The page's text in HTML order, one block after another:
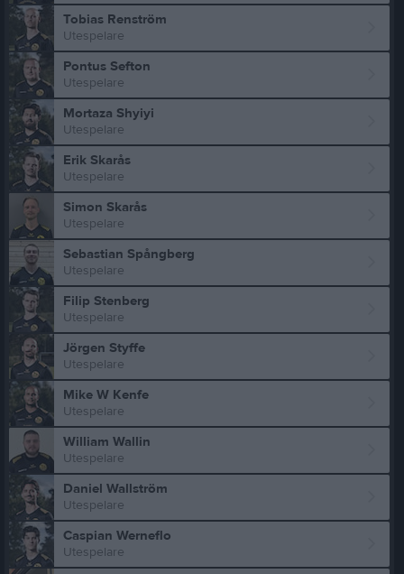
Tobias Renström
Utespelare
Pontus Sefton
Utespelare
Mortaza Shyiyi
Utespelare
Erik Skarås
Utespelare
Simon Skarås
Utespelare
Sebastian Spångberg
Utespelare
Filip Stenberg
Utespelare
Jörgen Styffe
Utespelare
Mike W Kenfe
Utespelare
William Wallin
Utespelare
Daniel Wallström
Utespelare
Caspian Werneflo
Utespelare